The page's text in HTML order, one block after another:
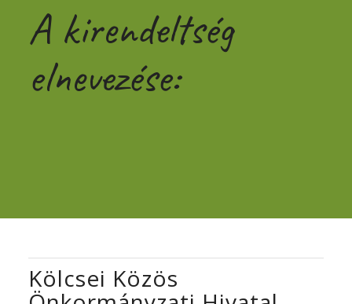
A kirendeltség
elnevezése:
Kölcsei Közös